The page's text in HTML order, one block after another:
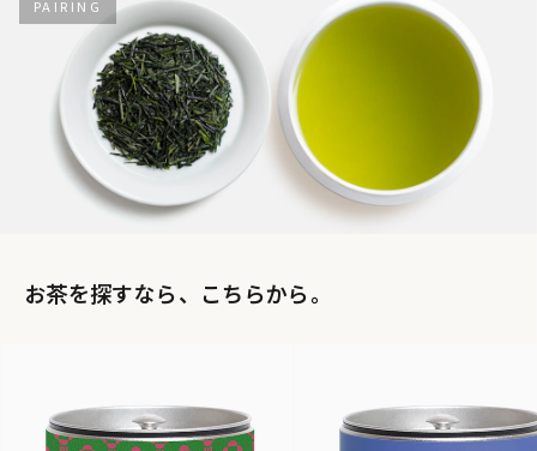
PAIRING
お茶を探すなら、こちらから。